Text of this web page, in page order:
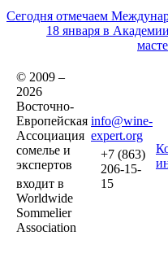
Сегодня отмечаем
18 января в
© 2009 –
2026
Восточно-
Европейская
Ассоциация
сомелье и
экспертов
входит в
Worldwide
Sommelier
Association
info@wine-
expert.org
+7 (863)
206-15-
15